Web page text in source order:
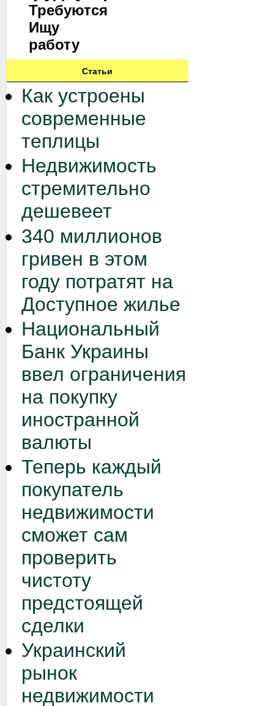
Требуются
Ищу
работу
Статьи
Как устроены
современные
теплицы
Недвижимость
стремительно
дешевеет
340 миллионов
гривен в этом
году потратят на
Доступное жилье
Национальный
Банк Украины
ввел ограничения
на покупку
иностранной
валюты
Теперь каждый
покупатель
недвижимости
сможет сам
проверить
чистоту
предстоящей
сделки
Украинский
рынок
недвижимости